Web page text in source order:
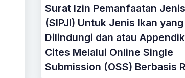
Surat Izin Pemanfaatan
(SIPJI) Untuk Jenis Ikan yang
Dilindungi dan atau
Cites Melalui Online Single
Submission (OSS) Berbasis